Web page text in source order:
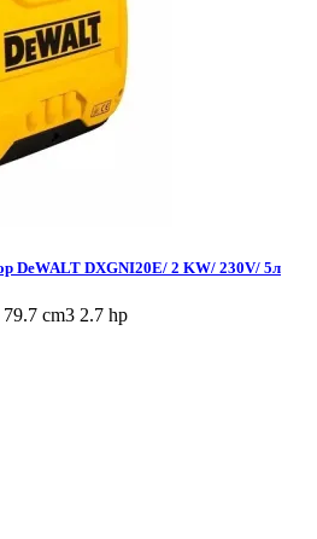
DeWALT DXGNI20E/ 2 KW/ 230V/ 5л
cm3 2.7 hp